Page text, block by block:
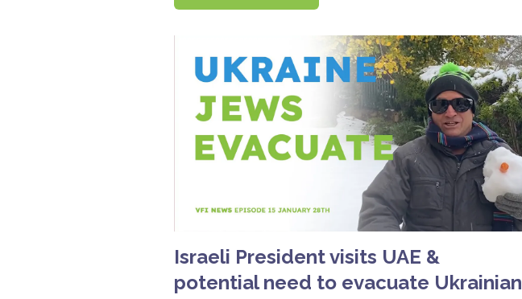
Israeli President visits UAE &
potential need to evacuate Ukrainian